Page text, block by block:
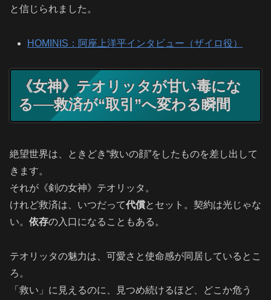
と信じられました。
HOMINIS：阿座上洋平インタビュー（ザイロ役）
《女神》テオリッタが甘い毒にな
る──救済が“取引”へ変わる瞬間
絶望世界は、ときどき“救いの顔”をしたものを差し出して
きます。
それが《剣の女神》テオリッタ。
けれど救済は、いつだって代償とセット。契約は光じゃな
い。 依存の入口になることもある。
テオリッタの魅力は、可愛さと使命感が同居しているとこ
ろ。
「救い」に見えるのに、見つめ続けるほど、どこか危う